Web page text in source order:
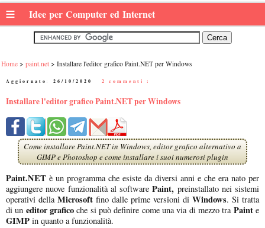
≡ Idee per Computer ed Internet
Home paint.net Installare l'editor grafico Paint.NET per Windows
Aggiornato: 26/10/2020 2 commenti :
Installare l'editor grafico Paint.NET per Windows
Come installare Paint.NET in Windows, editor grafico alternativo a
GIMP e Photoshop e come installare i suoi numerosi plugin
Paint.NET è un programma che esiste da diversi anni e che era nato per
aggiungere nuove funzionalità al softwarePaint, preinstallato nei sistemi
operativi della Microsoft fino dalle prime versioni di Windows. Si tratta
di un editor grafico che si può definire come una via di mezzo tra Painte
GIMP in quanto a funzionalità.